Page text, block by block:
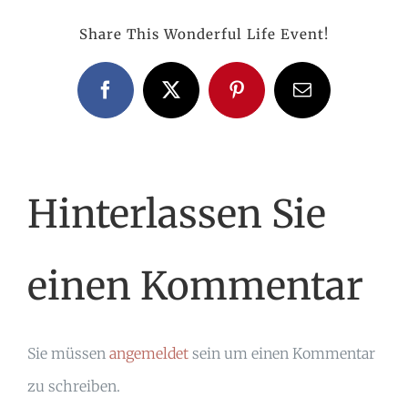
Share This Wonderful Life Event!
FacebookX PinterestE-
Mail
Hinterlassen Sie
einen Kommentar
Sie müssen angemeldet sein um einen Kommentar
zu schreiben.